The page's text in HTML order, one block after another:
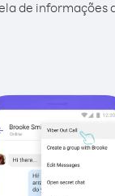
de informações